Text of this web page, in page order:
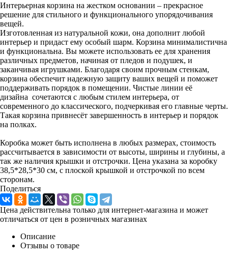
Интерьерная корзина на жестком основании – прекрасное
решение для стильного и функционального упорядочивания
вещей.
Изготовленная из натуральной кожи, она дополнит любой
интерьер и придаст ему особый шарм. Корзина минималистична
и функциональна. Вы можете использовать ее для хранения
различных предметов, начиная от пледов и подушек, и
заканчивая игрушками. Благодаря своим прочным стенкам,
корзина обеспечит надежную защиту ваших вещей и поможет
поддерживать порядок в помещении. Чистые линии её
дизайна сочетаются с любым стилем интерьера, от
современного до классического, подчеркивая его главные черты.
Такая корзина привнесёт завершенность в интерьер и порядок
на полках.
Коробка может быть исполнена в любых размерах, стоимость
рассчитывается в зависимости от высоты, ширины и глубины, а
так же наличия крышки и отстрочки. Цена указана за коробку
38,5*28,5*30 см, с плоской крышкой и отстрочкой по всем
сторонам.
Поделиться
Цена действительна только для интернет-магазина и может
отличаться от цен в розничных магазинах
Описание
Отзывы о товаре